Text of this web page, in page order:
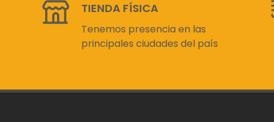
TIENDA FÍSICA
Tenemos presencia en las
principales ciudades del país